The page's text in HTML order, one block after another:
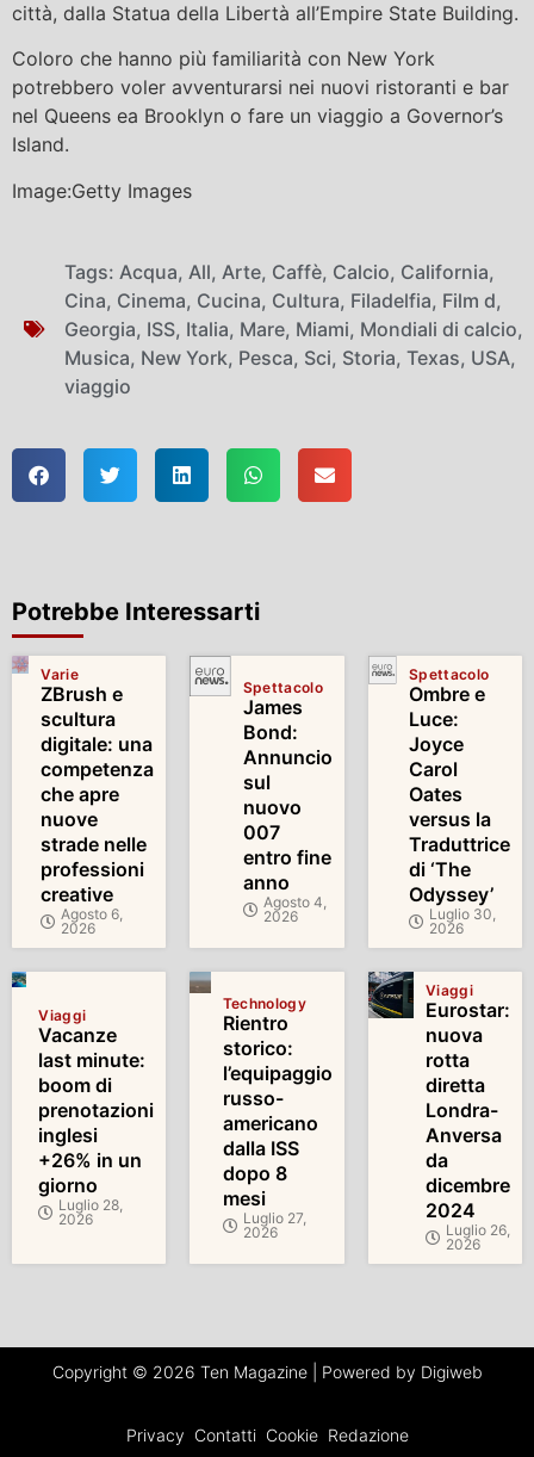
città, dalla Statua della Libertà all’Empire State Building.
Coloro che hanno più familiarità con New York
potrebbero voler avventurarsi nei nuovi ristoranti e bar
nel Queens ea Brooklyn o fare un viaggio a Governor’s
Island.
Image:Getty Images
Tags: Acqua, All, Arte, Caffè, Calcio, California,
Cina, Cinema, Cucina, Cultura, Filadelfia, Film d,
Georgia, ISS, Italia, Mare, Miami, Mondiali di calcio,
Musica, New York, Pesca, Sci, Storia, Texas, USA,
viaggio
Potrebbe Interessarti
Varie
ZBrush e
scultura
digitale: una
competenza
che apre
nuove
strade nelle
professioni
creative
Agosto 6,
2026
Spettacolo
James
Bond:
Annuncio
sul
nuovo
007
entro fine
anno
Agosto 4,
2026
Spettacolo
Ombre e
Luce:
Joyce
Carol
Oates
versus la
Traduttrice
di ‘The
Odyssey’
Luglio 30,
2026
Viaggi
Vacanze
last minute:
boom di
prenotazioni
inglesi
+26% in un
giorno
Luglio 28,
2026
Technology
Rientro
storico:
l’equipaggio
russo-
americano
dalla ISS
dopo 8
mesi
Luglio 27,
2026
Viaggi
Eurostar:
nuova
rotta
diretta
Londra-
Anversa
da
dicembre
2024
Luglio 26,
2026
Copyright © 2026 Ten Magazine | Powered by Digiweb
Privacy Contatti Cookie Redazione